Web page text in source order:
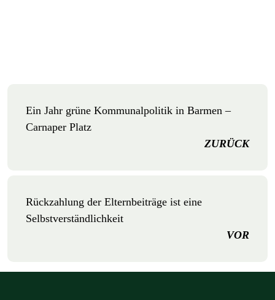
Ein Jahr grüne Kommunalpolitik in Barmen –
Carnaper Platz
ZURÜCK
Rückzahlung der Elternbeiträge ist eine
Selbstverständlichkeit
VOR